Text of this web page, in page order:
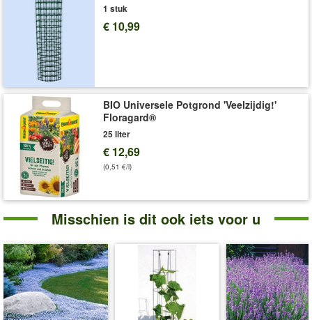
Veel goede redenen om voor de
overwinteringstent te kiezen - de slimme, veelzijdige en
betrouwbare wintertent voor iedere tuinliefhebber!
Art.nr.:9031
Levering omvat:LxBxH: 120x120x180 cm
1 stuk
€ 10,99
BIO Universele Potgrond 'Veelzijdig!'
Floragard®
25 liter
€ 12,69
(0,51 €/l)
Misschien is dit ook iets voor u